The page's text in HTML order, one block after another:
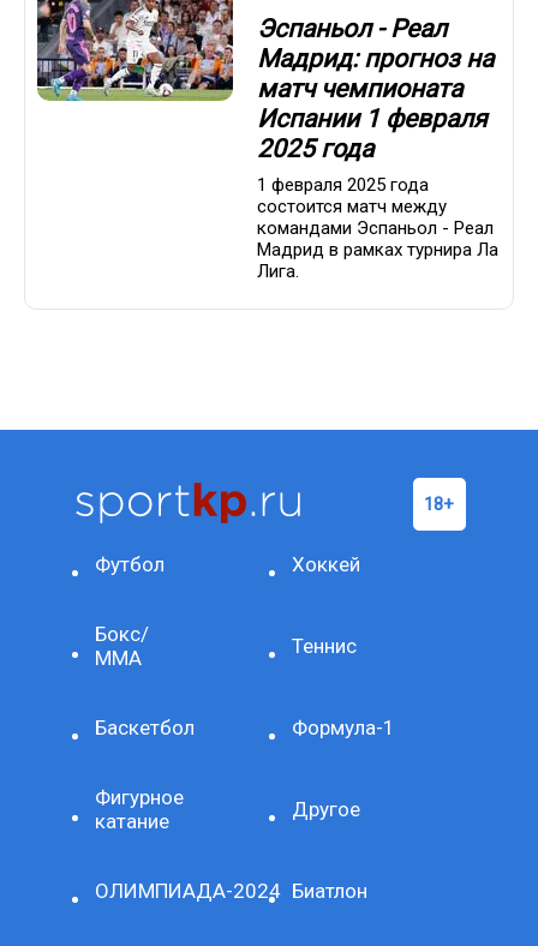
Эспаньол - Реал
Мадрид: прогноз на
матч чемпионата
Испании 1 февраля
2025 года
1 февраля 2025 года
состоится матч между
командами Эспаньол - Реал
Мадрид в рамках турнира Ла
Лига.
Футбол Хоккей
Бокс/
ММА
Теннис
Баскетбол Формула-1
Фигурное
катание
Другое
ОЛИМПИАДА-2024 Биатлон